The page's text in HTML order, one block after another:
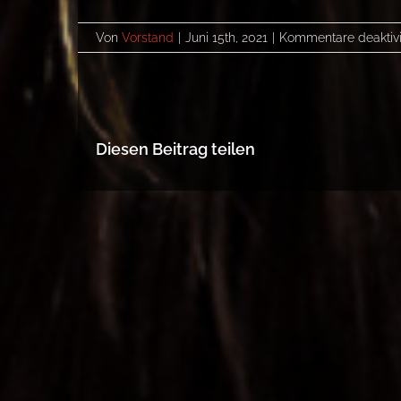
Von Vorstand Juni 15th, 2021 Kommentare
Diesen Beitrag teilen